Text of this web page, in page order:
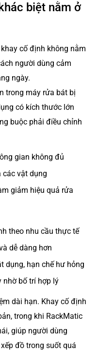
biệt nằm ở
cố định không nằm
người dùng cảm
ngày.
trong máy rửa bát bị
có kích thước lớn
buộc phải điều chỉnh
gian không đủ
các vật dụng
giảm hiệu quả rửa
theo nhu cầu thực tế
dễ dàng hơn
dụng, hạn chế hư hỏng
nhờ bố trí hợp lý
dài hạn. Khay cố định
trong khi RackMatic
giúp người dùng
đồ trong suốt quá